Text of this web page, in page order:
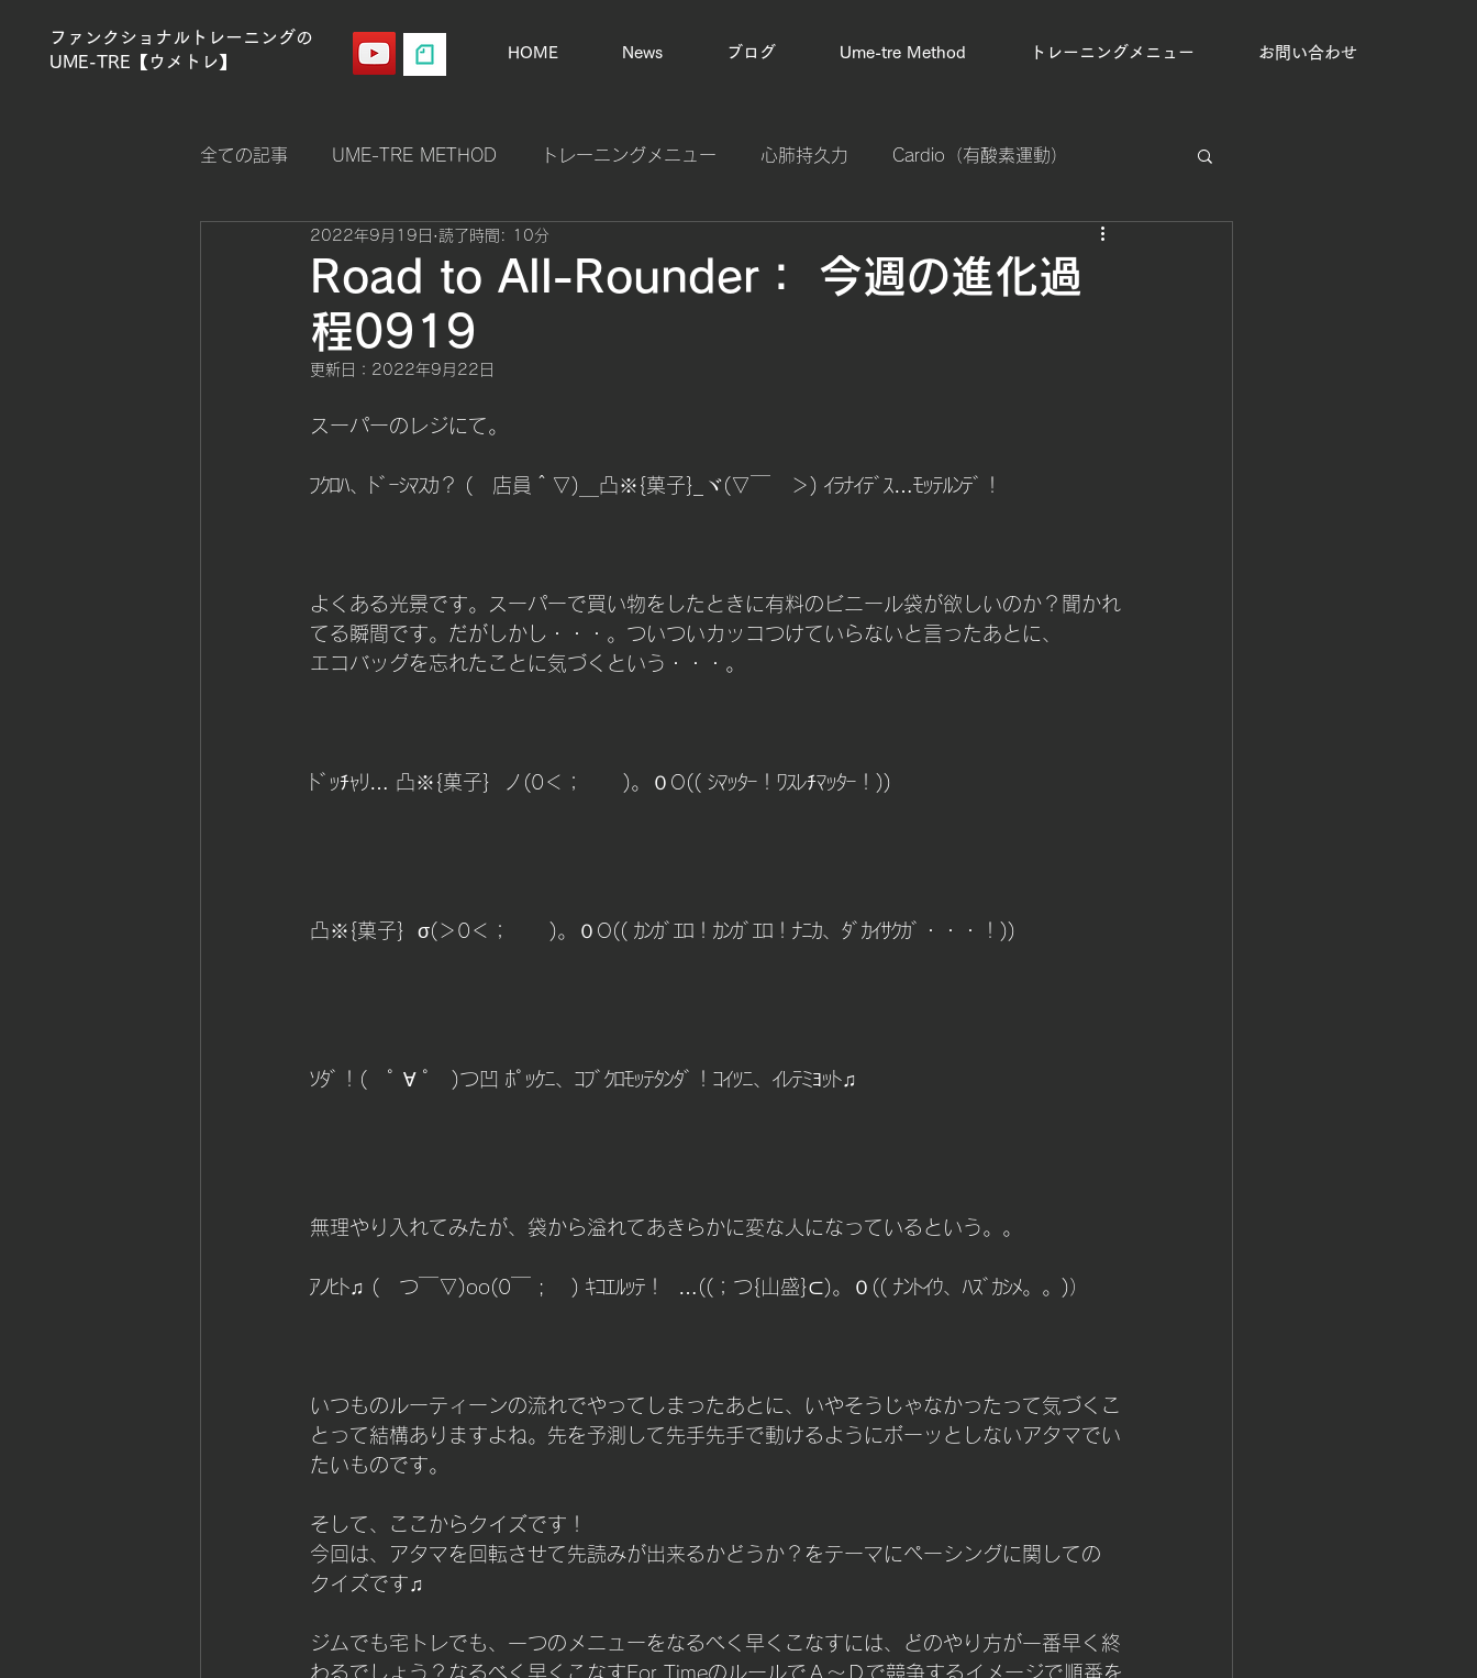
ファンクショナルトレーニングの
UME-TRE【ウメトレ】
HOME News ブログ Ume-tre Method トレーニングメニュー お問い合わせ
全ての記事 UME-TRE METHOD トレーニングメニュー 心肺持久力 Cardio（有酸素運動）
ストレングス（筋力強化） プライオメトリック（瞬発力強化） 集中処理能力強化
クロスフィットゲームス
メンタルコントロール Mental Control
Road to All-Rounder： 今週の進化過
程0919
2022年9月19日 読了時間: 10分
更新日： 2022年9月22日
スーパーのレジにて。
ﾌｸﾛﾊ、ﾄﾞｰｼﾏｽｶ？ (　店員＾▽)＿凸※{菓子}_ヾ(▽￣　＞) ｲﾗﾅｲﾃﾞｽ…ﾓｯﾃﾙﾝﾃﾞ！
よくある光景です。スーパーで買い物をしたときに有料のビニール袋が欲しいのか？聞かれ
てる瞬間です。だがしかし・・・。ついついカッコつけていらないと言ったあとに、
エコバッグを忘れたことに気づくという・・・。
ﾄﾞｯﾁｬﾘ… 凸※{菓子}  ノ(0＜；　　)。０O(( ｼﾏｯﾀｰ！ﾜｽﾚﾁﾏｯﾀｰ！))
凸※{菓子}  σ(＞0＜；　　)。０O(( ｶﾝｶﾞｴﾛ！ｶﾝｶﾞｴﾛ！ﾅﾆｶ、ﾀﾞｶｲｻｸｶﾞ・・・！))
ｿﾀﾞ！(　ﾟ ∀ ﾟ　)つ凹 ﾎﾟｯｹﾆ、ｺﾌﾞｸﾛﾓｯﾃﾀﾝﾀﾞ！ｺｲﾂﾆ、ｲﾚﾃﾐﾖｯﾄ♫
無理やり入れてみたが、袋から溢れてあきらかに変な人になっているという。。
ｱﾉﾋﾄ♫ (　つ￣▽)oo(0￣ ; 　) ｷｺｴﾙｯﾃ！  …((；つ{山盛}⊂)。０(( ﾅﾝﾄｲｳ、ﾊｽﾞｶｼﾒ。。)）
いつものルーティーンの流れでやってしまったあとに、いやそうじゃなかったって気づくこ
とって結構ありますよね。先を予測して先手先手で動けるようにボーッとしないアタマでい
たいものです。
そして、ここからクイズです！
今回は、アタマを回転させて先読みが出来るかどうか？をテーマにペーシングに関しての
クイズです♫
ジムでも宅トレでも、一つのメニューをなるべく早くこなすには、どのやり方が一番早く終
わるでしょう？なるべく早くこなすFor TimeのルールでＡ～Ｄで競争するイメージで順番を